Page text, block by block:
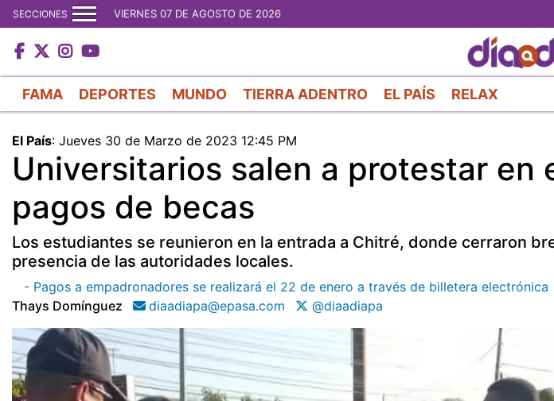
al
SECCIONES VIERNES 07 DE AGOSTO DE 2026
FAMA DEPORTES MUNDO TIERRA ADENTRO EL PAÍS RELAX
El País: Jueves 30 de Marzo de 2023 12:45 PM
Universitarios salen a protestar en
pagos de becas
Los estudiantes se reunieron en la entrada a Chitré, donde cerraron
presencia de las autoridades locales.
- Pagos a empadronadores se realizará el 22 de enero a través de billetera electrónica
Thays Domínguez
diaadiapa@epasa.com @diaadiapa